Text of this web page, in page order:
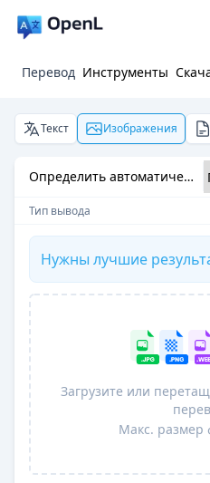
Перевод Инструменты
Текст Изображения
Определить автоматически
Тип вывода
Нужны лучшие
Загрузите или
Макс. размер